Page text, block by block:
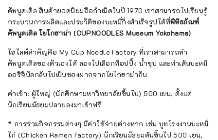
คัพนูดเดิล สินค้ายอดนิยมถือกำเนิดในปี 1970 เราสามารถไปเรียนรู้
กระบวนการผลิตและประวัติของบะหมี่กึ่งสำเร็จรูปได้ที่พิพิธภัณฑ์
คัพนูดเดิล โยโกฮาม่า (CUPNOODLES Museum Yokohama)
ไฮไลต์สำคัญคือ My Cup Noodle Factory ที่เราสามารถทำ
คัพนูดเดิลของตัวเองได้ ลองไปเลือกท็อปปิ้ง น้ำซุป และทำเส้นบะหมี่
ออริจินัลกลับไปเป็นของฝากจากโยโกฮาม่ากัน
ค่าเข้า: ผู้ใหญ่ (นักศึกษามหาวิทยาลัยขึ้นไป) 500 เยน, ตั้งแต่
นักเรียนมัธยมปลายลงมาเข้าฟรี
* การร่วมกิจกรรมต่างๆ มีค่าใช้จ่ายต่างหาก เช่น บูทโรงงานบะหมี่
ไก่ (Chicken Ramen Factory) นักเรียนมัธยมต้นขึ้นไป 500 เยน,